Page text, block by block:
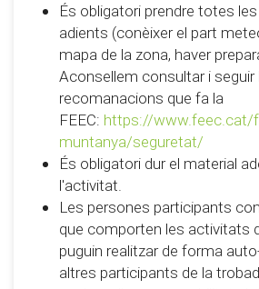
És obligatori prendre totes
adients (conèixer el part
mapa de la zona, haver
Aconsellem consultar i seguir
recomanacions que fa la
FEEC: https://www.feec.cat/
muntanya/seguretat/
És obligatori dur el material
l'activitat.
Les persones participants
que comporten les activitats
puguin realitzar de forma
altres participants de la